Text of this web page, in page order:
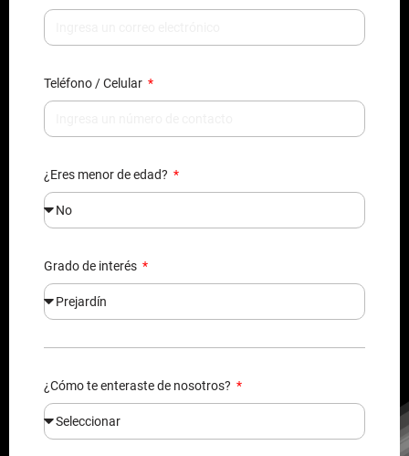
Teléfono / Celular
¿Eres menor de edad?
Grado de interés
¿Cómo te enteraste de nosotros?